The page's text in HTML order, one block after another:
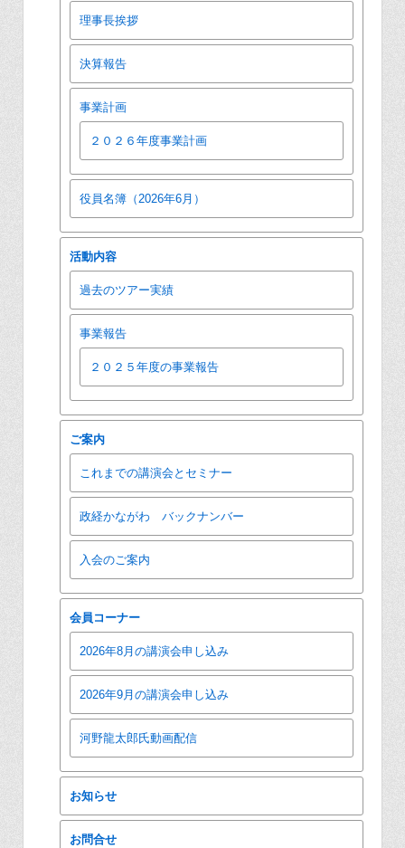
理事長挨拶
決算報告
事業計画
２０２６年度事業計画
役員名簿（2026年6月）
活動内容
過去のツアー実績
事業報告
２０２５年度の事業報告
ご案内
これまでの講演会とセミナー
政経かながわ バックナンバー
入会のご案内
会員コーナー
2026年8月の講演会申し込み
2026年9月の講演会申し込み
河野龍太郎氏動画配信
お知らせ
お問合せ